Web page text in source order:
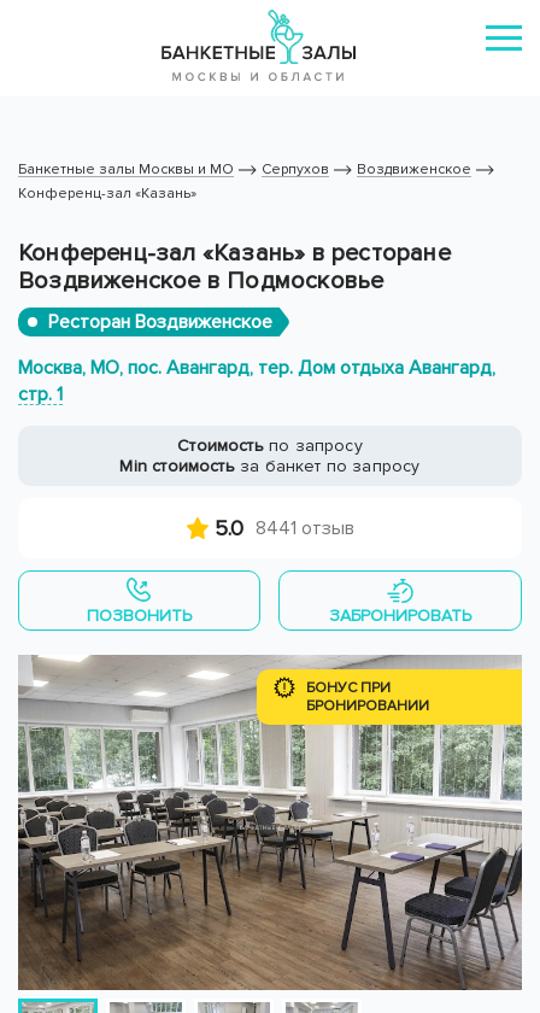
Банкетные залы Москвы и МО Серпухов
Воздвиженское
Конференц-зал «Казань»
Конференц-зал «Казань» в ресторане
Воздвиженское в Подмосковье
Ресторан Воздвиженское
Москва, МО, пос. Авангард, тер. Дом отдыха Авангард,
стр. 1
Стоимостьпо запросу
Min стоимостьза банкет по запросу
5.0 8441 отзыв
ПОЗВОНИТЬ ЗАБРОНИРОВАТЬ
БОНУС ПРИ
БРОНИРОВАНИИ